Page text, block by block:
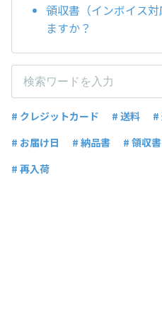
領収書（インボイス
ますか？
# クレジットカード # 送料 #
# お届け日
# 納品書 # 領収書
# 再入荷